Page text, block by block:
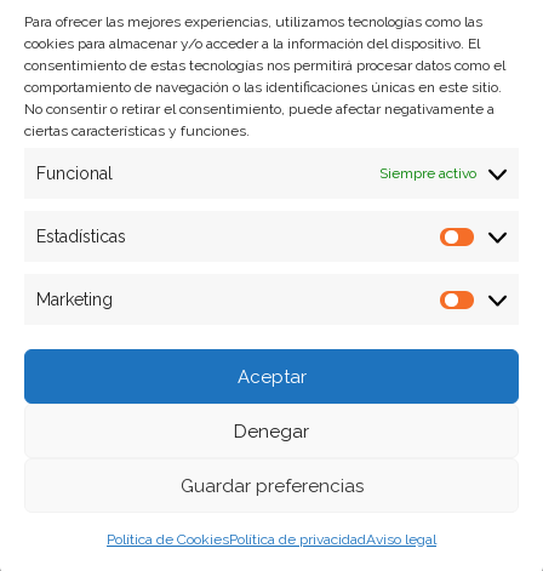
Para ofrecer las mejores experiencias, utilizamos tecnologías como las
cookies para almacenar y/o acceder a la información del dispositivo. El
consentimiento de estas tecnologías nos permitirá procesar datos como el
comportamiento de navegación o las identificaciones únicas en este sitio.
No consentir o retirar el consentimiento, puede afectar negativamente a
ciertas características y funciones.
Funcional Siempre activo
Estadísticas
Marketing
Aceptar
Denegar
Guardar preferencias
Política de CookiesPolítica de privacidadAviso legal
Formas de pago
Plazos y condiciones de envio
Politica de devoluciones